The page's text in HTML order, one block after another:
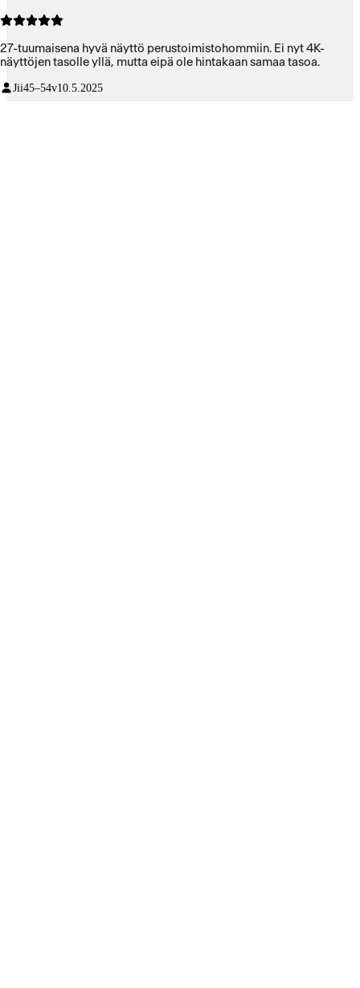
27-tuumaisena hyvä näyttö perustoimistohommiin. Ei nyt 4K-
näyttöjen tasolle yllä, mutta eipä ole hintakaan samaa tasoa.
Jii45–54v10.5.2025